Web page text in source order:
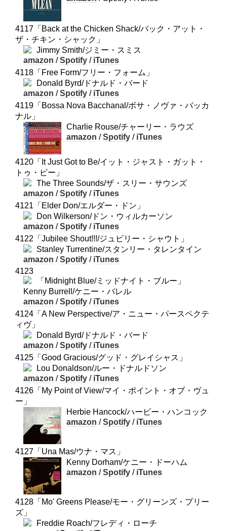
4117「Back at the Chicken Shack/バック・アット・
ザ・チキン・シャック」
Jimmy Smith/ジミー・スミス
amazon /Spotify / iTunes
4118「Free Form/フリー・フォーム」
Donald Byrd/ドナルド・バード
amazon /Spotify / iTunes
4119「Bossa Nova Bacchanal/ボサ・ノヴァ・バッカ
ナル」
Charlie Rouse/チャーリー・ラウズ
amazon /Spotify / iTunes
4120「It Just Got to Be/イット・ジャスト・ガット・
トゥ・ビー」
The Three Sounds/ザ・スリー・サウンズ
amazon /Spotify / iTunes
4121「Elder Don/エルダー・ドン」
Don Wilkerson/ドン・ウィルカーソン
amazon /Spotify / iTunes
4122「Jubilee Shout!!!/ジュビリー・シャウト」
Stanley Turrentine/スタンリー・タレンタイン
amazon /Spotify / iTunes
4123
「Midnight Blue/ミッドナイト・ブルー」
Kenny Burrell/ケニー・バレル
amazon /Spotify / iTunes
4124「A New Perspective/ア・ニュー・パースペクテ
ィヴ」
Donald Byrd/ドナルド・バード
amazon /Spotify / iTunes
4125「Good Gracious/グッド・グレイシャス」
Lou Donaldson/ルー・ドナルドソン
amazon /Spotify / iTunes
4126「My Point of View/マイ・ポイント・オブ・ヴュ
ー」
Herbie Hancock/ハービー・ハンコック
amazon /Spotify / iTunes
4127「Una Mas/ウナ・マス」
Kenny Dorham/ケニー・ドーハム
amazon /Spotify / iTunes
4128「Mo' Greens Please/モー・グリーンズ・プリー
ズ」
Freddie Roach/フレディ・ローチ